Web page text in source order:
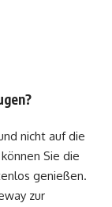
nicht auf die
Sie die
genießen.
zur